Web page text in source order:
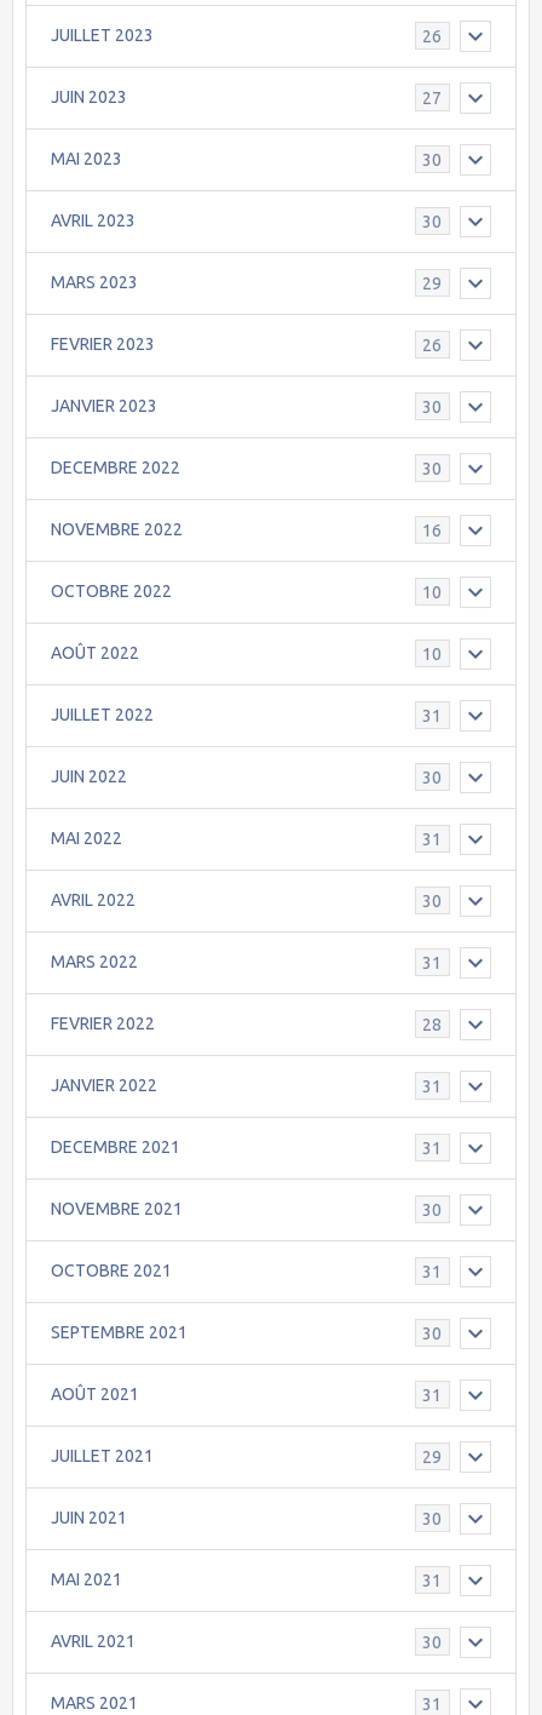
JUILLET 2023 26
JUIN 2023 27
MAI 2023 30
AVRIL 2023 30
MARS 2023 29
FEVRIER 2023 26
JANVIER 2023 30
DECEMBRE 2022 30
NOVEMBRE 2022 16
OCTOBRE 2022 10
AOÛT 2022 10
JUILLET 2022 31
JUIN 2022 30
MAI 2022 31
AVRIL 2022 30
MARS 2022 31
FEVRIER 2022 28
JANVIER 2022 31
DECEMBRE 2021 31
NOVEMBRE 2021 30
OCTOBRE 2021 31
SEPTEMBRE 2021 30
AOÛT 2021 31
JUILLET 2021 29
JUIN 2021 30
MAI 2021 31
AVRIL 2021 30
MARS 2021 31